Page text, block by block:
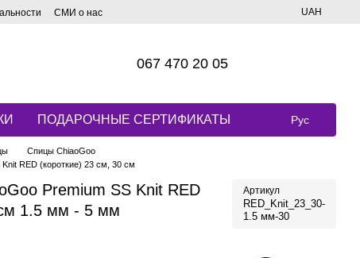
СМИ о нас UAH
067 470 20 05
ПОДАРОЧНЫЕ СЕРТИФИКАТЫ Рус
Спицы ChiaoGoo
RED (короткие) 23 см, 30 см
Premium SS Knit RED
1.5 мм - 5 мм
Артикул
RED_Knit_23_30-
1.5 мм-30